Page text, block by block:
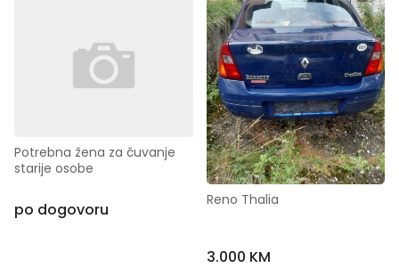
Potrebna žena za čuvanje
starije osobe
po dogovoru Reno Thalia
3.000 KM